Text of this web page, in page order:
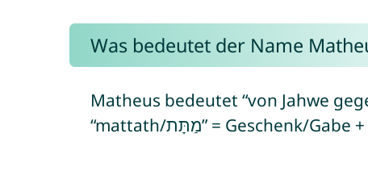
Was bedeutet der Name
Matheus bedeutet “von Jahwe